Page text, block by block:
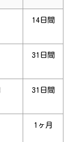
14日間
31日間
31日間
1ヶ月